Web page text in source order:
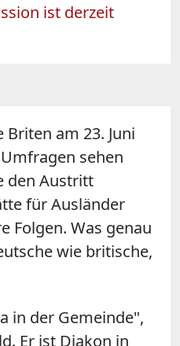
ist derzeit
am 23. Juni
sehen
den Austritt
für Ausländer
Folgen. Was genau
wie britische,
in der Gemeinde",
Er ist Diakon in